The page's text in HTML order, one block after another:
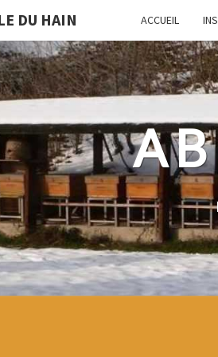
DU HAIN ACCUEIL